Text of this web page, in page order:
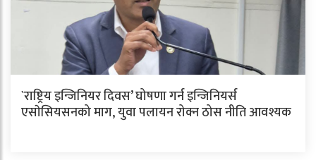
`राष्ट्रिय इन्जिनियर दिवस’ घोषणा गर्न इन्जिनियर्स
एसाेसियसनको माग, युवा पलायन रोक्न ठोस नीति आवश्यक